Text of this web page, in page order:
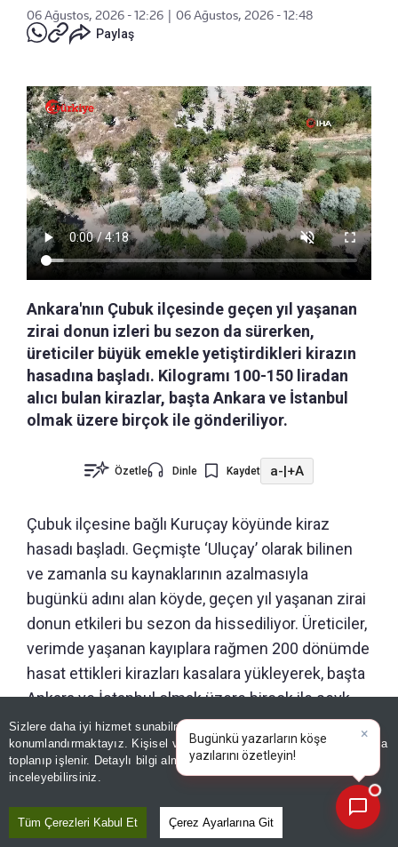
Sizlere daha iyi hizmet sunabilmek adına sitemizde
konumlandırmaktayız. Kişisel verileriniz, KVKK ve GDPR kapsamında
toplanıp işlenir. Detaylı bilgi almak içinAydınlatma Metnimizi
inceleyebilirsiniz.
Tüm Çerezleri Kabul Et Çerez Ayarlarına Git
06 Ağustos, 2026 - 12:26
06 Ağustos, 2026 - 12:48
Paylaş
Ankara'nın Çubuk ilçesinde geçen yıl yaşanan
zirai donun izleri bu sezon da sürerken,
üreticiler büyük emekle yetiştirdikleri kirazın
hasadına başladı. Kilogramı 100-150 liradan
alıcı bulan kirazlar, başta Ankara ve İstanbul
olmak üzere birçok ile gönderiliyor.
Özetle Dinle Kaydet a-|+A
Çubuk ilçesine bağlı Kuruçay köyünde kiraz
hasadı başladı. Geçmişte ‘Uluçay’ olarak bilinen
ve zamanla su kaynaklarının azalmasıyla
bugünkü adını alan köyde, geçen yıl yaşanan zirai
donun etkileri bu sezon da hissediliyor. Üreticiler,
verimde yaşanan kayıplara rağmen 200 dönümde
hasat ettikleri kirazları kasalara yükleyerek, başta
Ankara ve İstanbul olmak üzere birçok ile sevk
ediyor. Kuruçay Köy Dernek Başkanı da olan
üretici Lokman Öztürk, geçen yıl yaşanan don
olayının kiraz ağaçlarını olumsuz etkilediğini
senenin sancılarını çekiyor biraz. Geçen sene
×
Bugünkü yazarların köşe
yazılarını |